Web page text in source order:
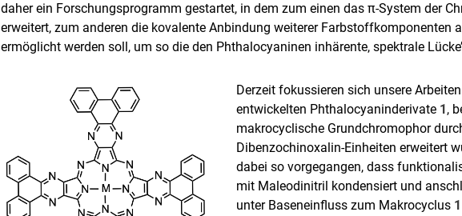
daher ein Forschungsprogramm gestartet, in dem zum einen das π-System der
erweitert, zum anderen die kovalente Anbindung weiterer Farbstoffkomponenten
ermöglicht werden soll, um so die den Phthalocyaninen inhärente, spektrale
Derzeit fokussieren sich unsere
entwickelten Phthalocyaninderivate 1 ,
makrocyclische Grundchromophor
Dibenzochinoxalin-Einheiten erweitert
dabei so vorgegangen, dass
mit Maleodinitril kondensiert und
unter Baseneinfluss zum Makrocyclus 1